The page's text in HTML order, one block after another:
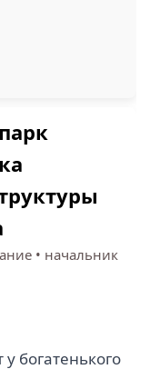
• начальник
богатенького